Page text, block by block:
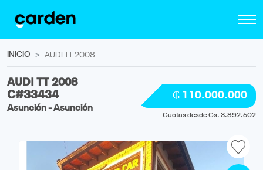
INICIO AUDI TT 2008
AUDI TT 2008
C#33434
Asunción - Asunción
₲ 110.000.000
Cuotas desde Gs. 3.892.502